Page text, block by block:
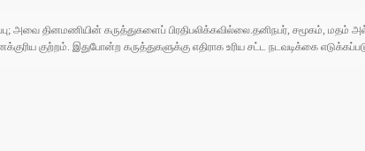
அவை தினமணியின் கருத்துகளைப் பிரதிபலிக்கவில்லை.தனிநபர், சமூகம், மதம்
குற்றம். இதுபோன்ற கருத்துகளுக்கு எதிராக உரிய சட்ட நடவடிக்கை